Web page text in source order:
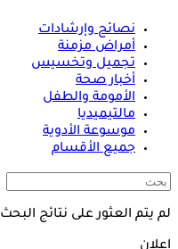
نصائح وإرشادات
أمراض مزمنة
تجميل وتخسيس
أخبار صحة
الأمومة والطفل
مالتيميديا
موسوعة الأدوية
جميع الأقسام
لم يتم العثور على نتائج البحث
إعلان